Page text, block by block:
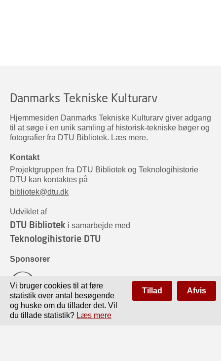
Danmarks Tekniske Kulturarv
Hjemmesiden Danmarks Tekniske Kulturarv giver adgang
til at søge i en unik samling af historisk-tekniske bøger og
fotografier fra DTU Bibliotek. Læs mere.
Kontakt
Projektgruppen fra DTU Bibliotek og Teknologihistorie
DTU kan kontaktes på
bibliotek@dtu.dk
Udviklet af
DTU Bibliotek i samarbejde med
Teknologihistorie DTU
Sponsorer
Vi bruger cookies til at føre
statistik over antal besøgende
og huske om du tillader det. Vil
du tillade statistik? Læs mere
Tillad Afvis